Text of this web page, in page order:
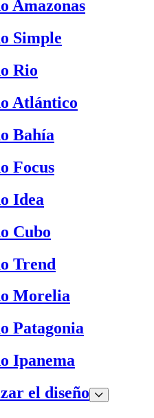
Amazonas
Simple
Rio
Atlántico
Bahía
Focus
Idea
Cubo
Trend
Morelia
Patagonia
Ipanema
el diseño